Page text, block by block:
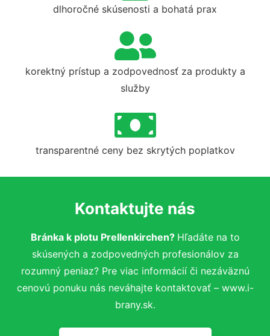
dlhoročné skúsenosti a bohatá prax
korektný prístup a zodpovednosť za produkty a
služby
transparentné ceny bez skrytých poplatkov
Kontaktujte nás
Bránka k plotu Prellenkirchen? Hľadáte na to
skúsených a zodpovedných profesionálov za
rozumný peniaz? Pre viac informácií či nezáväznú
cenovú ponuku nás neváhajte kontaktovať – www.i-
brany.sk.